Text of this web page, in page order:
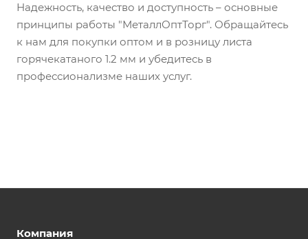
Надежность, качество и доступность – основные
принципы работы "МеталлОптТорг". Обращайтесь
к нам для покупки оптом и в розницу листа
горячекатаного 1.2 мм и убедитесь в
профессионализме наших услуг.
Компания